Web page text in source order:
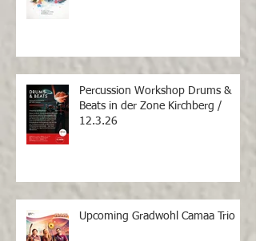
Percussion Workshop Drums &
Beats in der Zone Kirchberg /
12.3.26
Upcoming Gradwohl Camaa Trio